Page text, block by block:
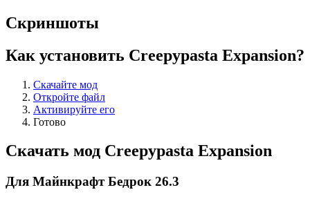
Скриншоты
Как установить Creepypasta Expansion?
Скачайте мод
Откройте файл
Активируйте его
Готово
Скачать мод Creepypasta Expansion
Для Майнкрафт Бедрок 26.3